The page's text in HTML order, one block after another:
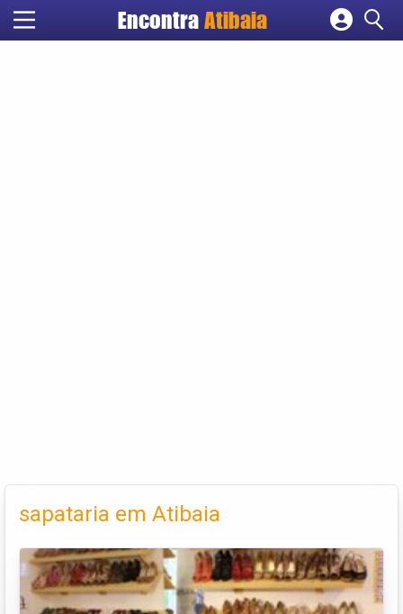
Encontra Atibaia
sapataria em Atibaia